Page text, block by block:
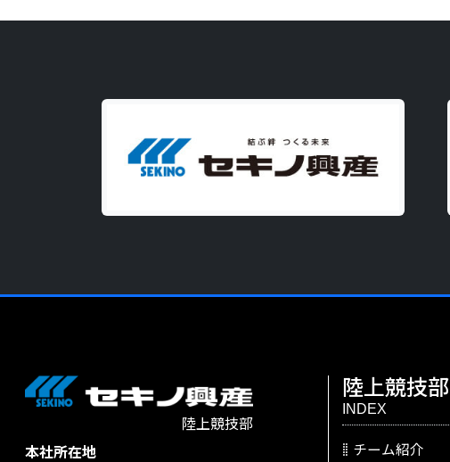
陸上競技部
本社所在地
陸上競技部
INDEX
チーム紹介